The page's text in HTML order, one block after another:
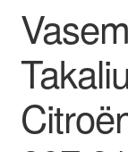
Valitukset